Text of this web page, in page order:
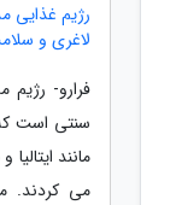
رژیم غذایی
لاغری و
فرارو- رژیم
مانند
می کردند.